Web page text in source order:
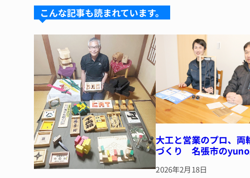
k
y
d
s
b
o
k
st
こんな記事も読まれています。
大工と営業のプロ、両
づくり 名張市の
2026年2月18日